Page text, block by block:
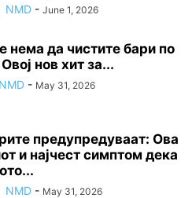
NMD - June 1, 2026
нема да чистите бари по
нов хит за...
NMD - May 31, 2026
предупредуваат: Ова
и најчест симптом дека
NMD - May 31, 2026